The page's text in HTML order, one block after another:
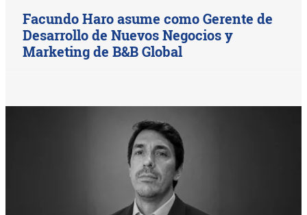
Facundo Haro asume como Gerente de
Desarrollo de Nuevos Negocios y
Marketing de B&B Global